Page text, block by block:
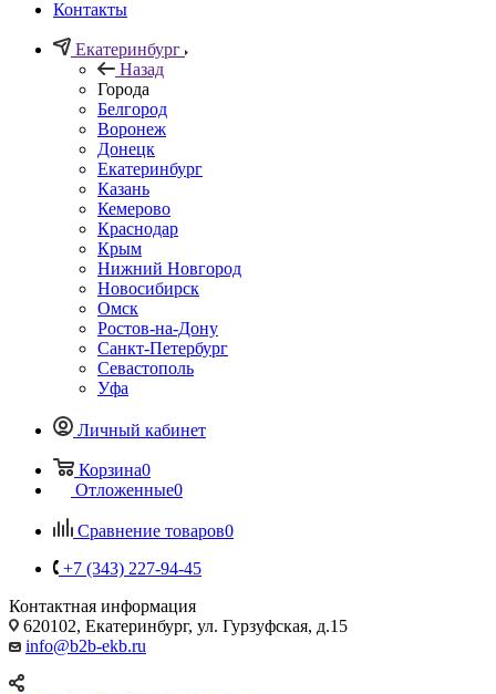
Контакты
Екатеринбург
Назад
Города
Белгород
Воронеж
Донецк
Екатеринбург
Казань
Кемерово
Краснодар
Крым
Нижний Новгород
Новосибирск
Омск
Ростов-на-Дону
Санкт-Петербург
Севастополь
Уфа
Личный кабинет
Корзина0
Отложенные0
Сравнение товаров0
+7 (343) 227-94-45
Контактная информация
620102, Екатеринбург, ул. Гурзуфская, д.15
info@b2b-ekb.ru